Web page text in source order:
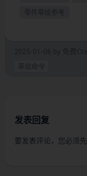
草绘命令
发表回复
要发表评论，您必须先